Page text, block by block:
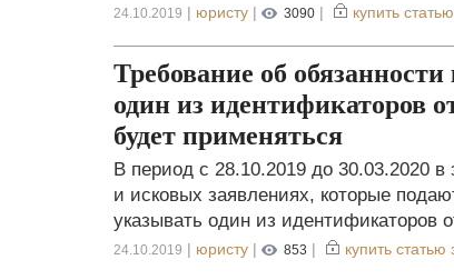
24.10.2019 | юристу | 3090 | купить
Требование об
один из идентификаторов
будет применяться
В период с 28.10.2019 до 30.03.2020 в
и исковых заявлениях, которые
указывать один из идентификаторов
24.10.2019 | юристу | 853 | купить статью